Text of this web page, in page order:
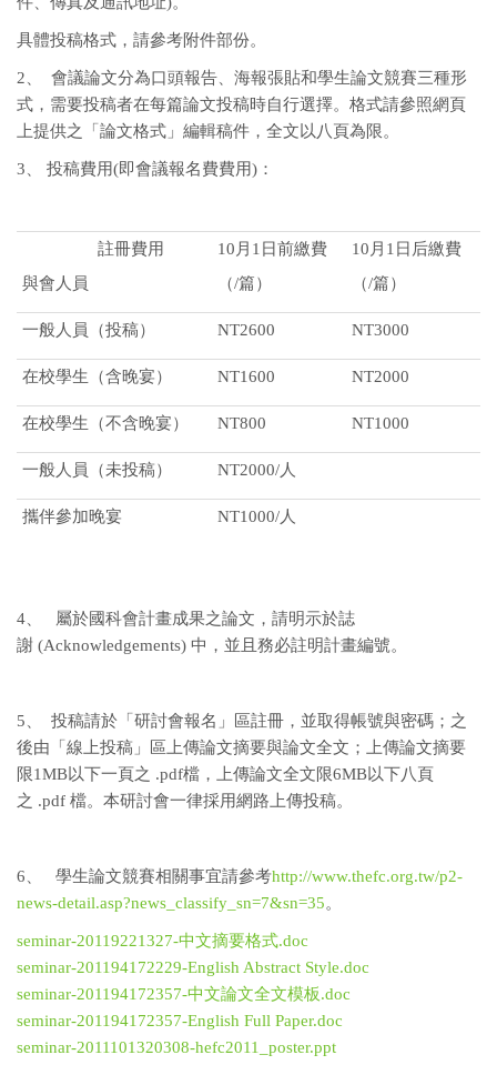
具體投稿格式，請參考附件部份。
2、 會議論文分為口頭報告、海報張貼和學生論文競賽三種形
式，需要投稿者在每篇論文投稿時自行選擇。格式請參照網頁
上提供之「論文格式」編輯稿件，全文以八頁為限。
3、 投稿費用(即會議報名費費用)：
註冊費用
與會人員
10月1日前繳費
（/篇）
10月1日后繳費
（/篇）
一般人員（投稿） NT2600 NT3000
在校學生（含晚宴） NT1600 NT2000
在校學生（不含晚宴） NT800 NT1000
一般人員（未投稿） NT2000/人
攜伴參加晚宴 NT1000/人
4、 屬於國科會計畫成果之論文，請明示於誌
謝 (Acknowledgements) 中，並且務必註明計畫編號。
5、 投稿請於「研討會報名」區註冊，並取得帳號與密碼；之
後由「線上投稿」區上傳論文摘要與論文全文；上傳論文摘要
限1MB以下一頁之 .pdf檔，上傳論文全文限6MB以下八頁
之 .pdf 檔。本研討會一律採用網路上傳投稿。
6、 學生論文競賽相關事宜請參考http://www.thefc.org.tw/p2-
news-detail.asp?news_classify_sn=7&sn=35。
seminar-20119221327-中文摘要格式.doc
seminar-201194172229-English Abstract Style.doc
seminar-201194172357-中文論文全文模板.doc
seminar-201194172357-English Full Paper.doc
seminar-2011101320308-hefc2011_poster.ppt